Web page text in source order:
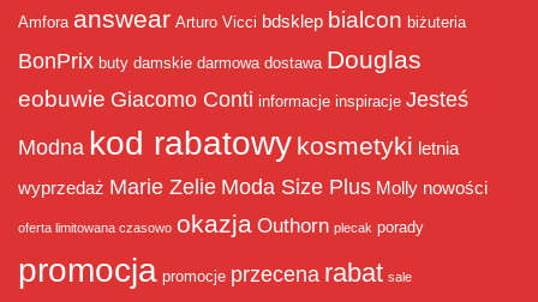
Amfora answear Arturo Vicci bdsklep bialcon biżuteria
BonPrix buty damskie darmowa dostawa Douglas
eobuwie Giacomo Conti informacje inspiracje Jesteś
Modna kod rabatowy kosmetyki letnia
wyprzedaż Marie Zelie Moda Size Plus Molly nowości
oferta limitowana czasowo okazja Outhorn plecak porady
promocja promocje przecena rabat sale